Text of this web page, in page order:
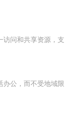
访问和共享资源，支
办公，而不受地域限